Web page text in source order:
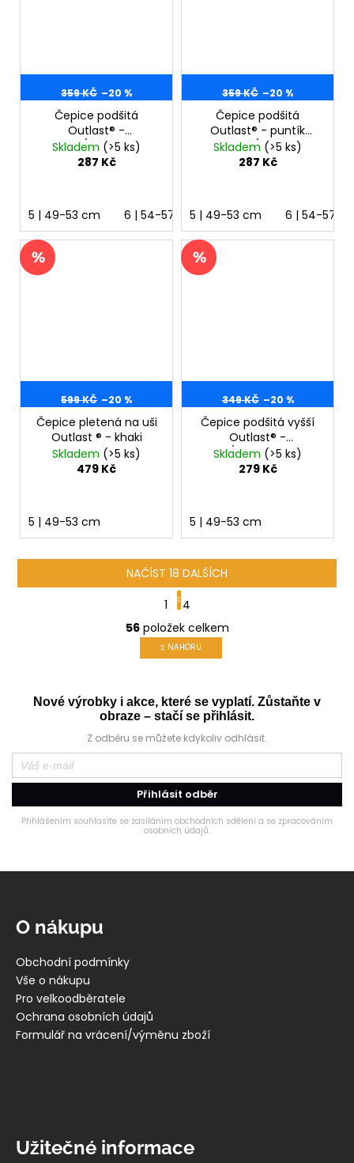
359 KČ –20 %
Čepice podšitá
Outlast® -
orchidej/levandulová
Skladem (>5 ks)
287 Kč
5 | 49-53 cm 6 | 54-57 cm
359 KČ –20 %
Čepice podšitá
Outlast® - puntík
neon/černá
Skladem (>5 ks)
287 Kč
5 | 49-53 cm 6 | 54-57
599 KČ –20 %
Čepice pletená na uši
Outlast ® - khaki
Skladem (>5 ks)
479 Kč
5 | 49-53 cm
349 KČ –20 %
Čepice podšitá vyšší
Outlast® -
pixel/tm.šedý melír
Skladem (>5 ks)
279 Kč
5 | 49-53 cm
O
v
l
a
c
í
p
r
v
k
y
p
NAČÍST 18 DALŠÍCH
S
t
r
á
n
v
á
n
í
1
4
56položek celkem
NAHORU
Nové výrobky i akce, které se vyplatí. Zůstaňte v
obraze – stačí se přihlásit.
Z odběru se můžete kdykoliv odhlásit.
Přihlásit odběr
Přihlášením souhlasíte se zasíláním obchodních sdělení a se zpracováním
osobních údajů.
O nákupu
Obchodní podmínky
Vše o nákupu
Pro velkoodběratele
Ochrana osobních údajů
Formulář na vrácení/výměnu zboží
Užitečné informace